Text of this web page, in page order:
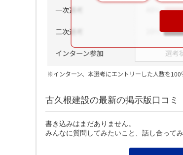
※インターン、本選考にエントリーした人数を100
古久根建設の最新の掲示版口コミ
書き込みはまだありません。
みんなに質問してみたいこと、話し合って